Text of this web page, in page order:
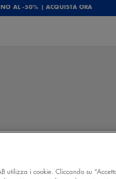
AL -50% | ACQUISTA ORA
utilizza i cookie. Cliccando su